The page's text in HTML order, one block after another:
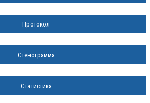
Протокол
Стенограмма
Статистика